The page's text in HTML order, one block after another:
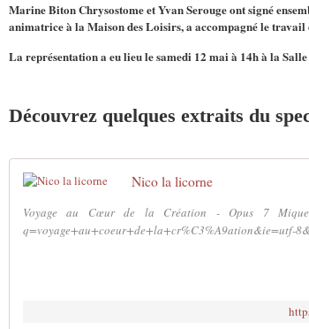
Marine Biton Chrysostome et Yvan Serouge ont signé
animatrice à la Maison des Loisirs, a accompagné le travail
La représentation a eu lieu le samedi 12 mai à 14h à la
Découvrez quelques extraits du
Nico la licorne
Voyage au Cœur de la Création - Opus 7
q=voyage+au+coeur+de+la+cr%C3%A9ation&ie=utf-